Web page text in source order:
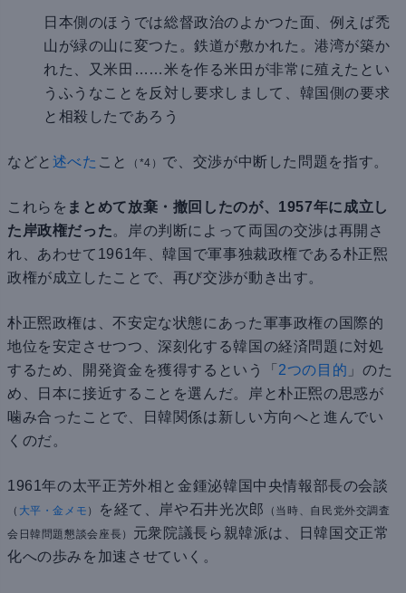
日本側のほうでは総督政治のよかつた面、例えば禿
山が緑の山に変つた。鉄道が敷かれた。港湾が築か
れた、又米田……米を作る米田が非常に殖えたとい
うふうなことを反対し要求しまして、韓国側の要求
と相殺したであろう
などと 述べた こと （*4） で、交渉が中断した問題を指す。
これらを まとめて放棄・撤回したのが、1957年に成立し
た岸政権だった。岸の判断によって両国の交渉は再開さ
れ、あわせて1961年、韓国で軍事独裁政権である朴正煕
政権が成立したことで、再び交渉が動き出す。
朴正煕政権は、不安定な状態にあった軍事政権の国際的
地位を安定させつつ、深刻化する韓国の経済問題に対処
するため、開発資金を獲得するという「 2つの目的 」のた
め、日本に接近することを選んだ。岸と朴正煕の思惑が
噛み合ったことで、日韓関係は新しい方向へと進んでい
くのだ。
1961年の太平正芳外相と金鍾泌韓国中央情報部長の会談
（ 大平・金メモ ） を経て、岸や石井光次郎
（当時、自民党外交調査
会日韓問題懇談会座長） 元衆院議長ら親韓派は、日韓国交正常
化への歩みを加速させていく。